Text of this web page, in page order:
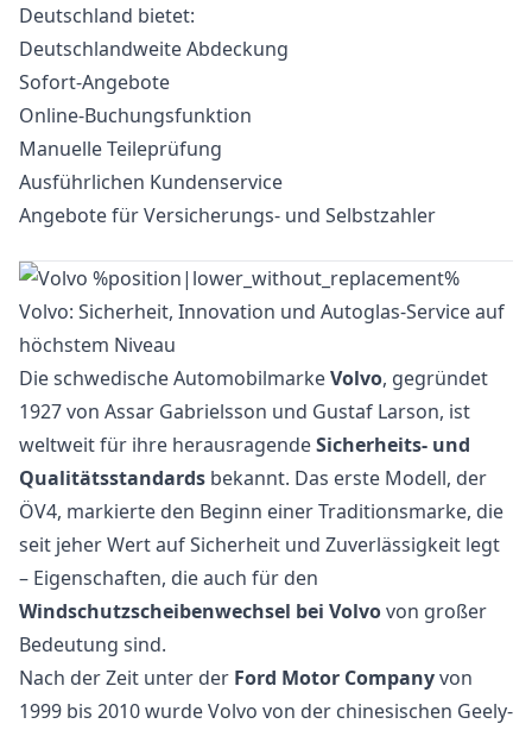
Deutschland bietet:
Deutschlandweite Abdeckung
Sofort-Angebote
Online-Buchungsfunktion
Manuelle Teileprüfung
Ausführlichen Kundenservice
Angebote für Versicherungs- und Selbstzahler
Volvo: Sicherheit, Innovation und Autoglas-Service auf
höchstem Niveau
Die schwedische AutomobilmarkeVolvo, gegründet
1927 von Assar Gabrielsson und Gustaf Larson, ist
weltweit für ihre herausragendeSicherheits- und
Qualitätsstandards bekannt. Das erste Modell, der
ÖV4, markierte den Beginn einer Traditionsmarke, die
seit jeher Wert auf Sicherheit und Zuverlässigkeit legt
– Eigenschaften, die auch für den
Windschutzscheibenwechsel bei Volvovon großer
Bedeutung sind.
Nach der Zeit unter der Ford Motor Companyvon
1999 bis 2010 wurde Volvo von der chinesischen Geely-